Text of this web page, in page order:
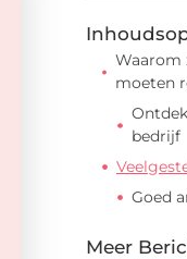
Waarom
moeten
bedrijf
Goed
Meer